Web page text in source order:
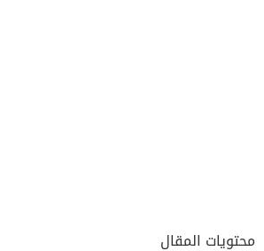
محتويات المقال